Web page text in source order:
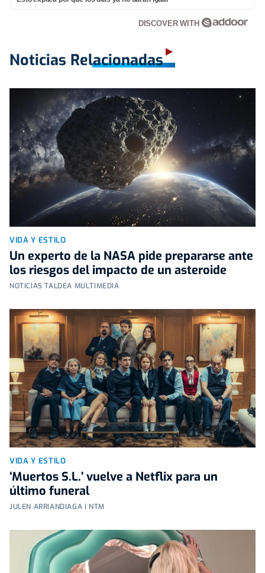
DISCOVER WITH
Noticias Relacionadas
VIDA Y ESTILO
Un experto de la NASA pide prepararse ante
los riesgos del impacto de un asteroide
NOTICIAS TALDEA MULTIMEDIA
VIDA Y ESTILO
‘Muertos S.L.’ vuelve a Netflix para un
último funeral
JULEN ARRIANDIAGA | NTM